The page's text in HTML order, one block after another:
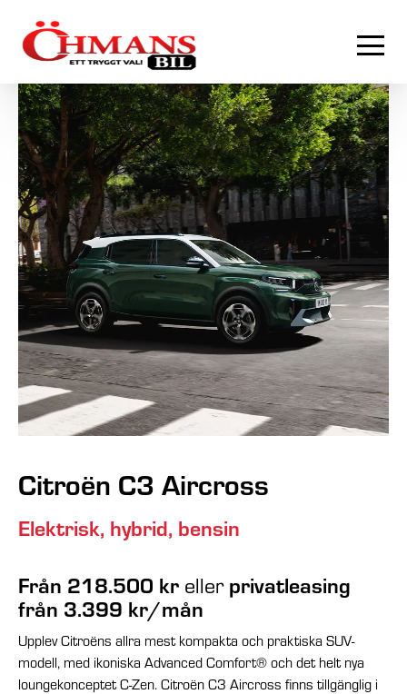
Citroën C3 Aircross
Elektrisk, hybrid, bensin
Från 218.500 kr eller privatleasing
från 3.399 kr/mån
Upplev Citroëns allra mest kompakta och praktiska SUV-
modell, med ikoniska Advanced Comfort® och det helt nya
loungekonceptet C-Zen. Citroën C3 Aircross finns tillgänglig i